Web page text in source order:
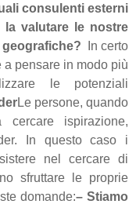
consulenti esterni
la valutare le nostre
In certo
pensare in modo più
le potenziali
Le persone, quando
ispirazione,
In questo caso i
nel cercare di
sfruttare le proprie
domande:– Stiamo